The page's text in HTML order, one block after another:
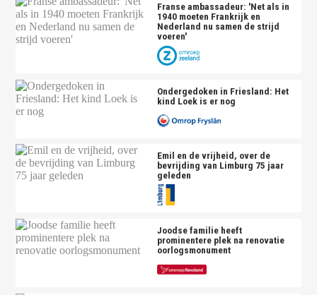
Franse ambassadeur: 'Net als in
1940 moeten Frankrijk en
Nederland nu samen de strijd
voeren'
Ondergedoken in Friesland: Het
kind Loek is er nog
Emil en de vrijheid, over de
bevrijding van Limburg 75 jaar
geleden
Joodse familie heeft
prominentere plek na renovatie
oorlogsmonument